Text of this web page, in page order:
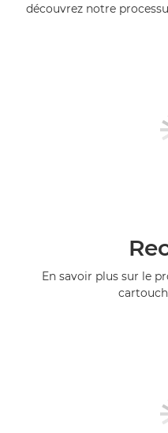
découvrez notre
En savoir plus sur le